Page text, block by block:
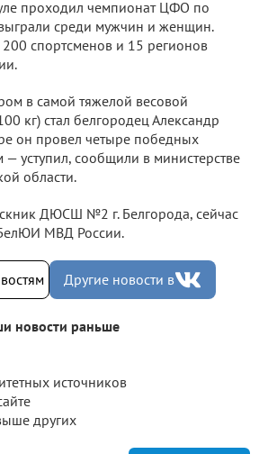
проходил чемпионат ЦФО по
среди мужчин и женщин.
200 спортсменов и 15 регионов
в самой тяжелой весовой
кг) стал белгородец Александр
он провел четыре победных
уступил, сообщили в министерстве
области.
ДЮСШ №2 г. Белгорода, сейчас
МВД России.
Другие новости в
новости раньше
источников
других